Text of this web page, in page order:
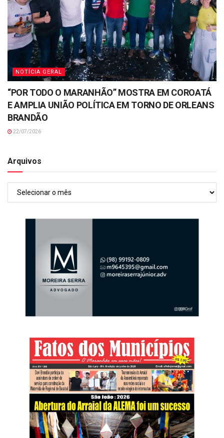
NOTÍCIA GERAL
“POR TODO O MARANHÃO” MOSTRA EM COROATÁ
E AMPLIA UNIÃO POLÍTICA EM TORNO DE ORLEANS
BRANDÃO
22/07/2026
Arquivos
Arquivos